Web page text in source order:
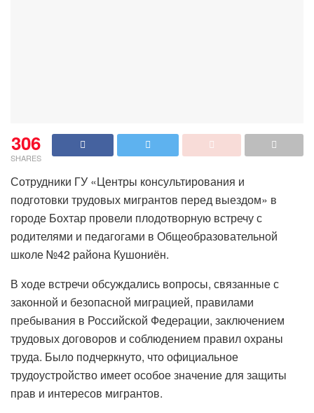
306
SHARES
Сотрудники ГУ «Центры консультирования и
подготовки трудовых мигрантов перед выездом» в
городе Бохтар провели плодотворную встречу с
родителями и педагогами в Общеобразовательной
школе №42 района Кушониён.
В ходе встречи обсуждались вопросы, связанные с
законной и безопасной миграцией, правилами
пребывания в Российской Федерации, заключением
трудовых договоров и соблюдением правил охраны
труда. Было подчеркнуто, что официальное
трудоустройство имеет особое значение для защиты
прав и интересов мигрантов.